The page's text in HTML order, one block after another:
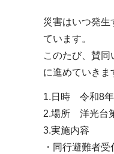
災害はいつ発生
ています。
このたび、賛
に進めていきま
1.日時 令和8年
2.場所 洋光台
3.実施内容
・同行避難者受